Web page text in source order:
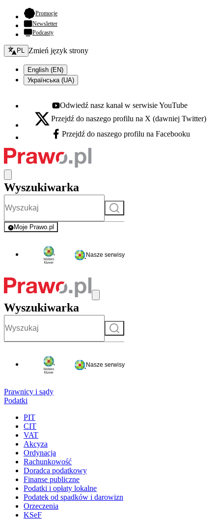
Promocje- otwiera się w nowej karcie
Newsletter
Podcasty
Zmień język - bieżący:
PL Zmień język strony
English (EN)
Українська (UA)
Youtube - otwiera się w nowej karcie
Odwiedź nasz kanał w serwisie YouTube
X - otwiera się w nowej karcie
Przejdź do naszego profilu na X (dawniej Twitter)
Facebook - otwiera się w nowej karcie
Przejdź do naszego profilu na Facebooku
Wyszukiwarka
Szukaj
Moje Prawo.pl
- rejestracja i logowanie do serwisu
Nasze serwisy
Wyszukiwarka
Szukaj
Nasze serwisy
Prawnicy i sądy
Podatki
PIT
CIT
VAT
Akcyza
Ordynacja
Rachunkowość
Doradca podatkowy
Finanse publiczne
Podatki i opłaty lokalne
Podatek od spadków i darowizn
Orzeczenia
KSeF